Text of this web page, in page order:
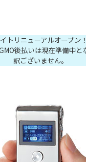
トリニューアルオープン！
後払いは現在準備中と
訳ございません。